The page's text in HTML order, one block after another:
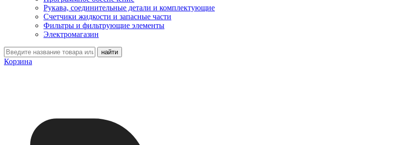
Рукава, соединительные детали и комплектующие
Счетчики жидкости и запасные части
Фильтры и фильтрующие элементы
Электромагазин
Корзина